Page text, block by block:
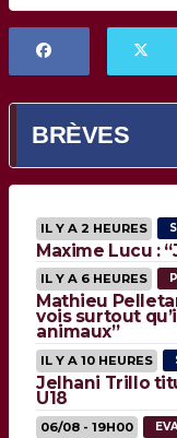
BRÈVES
IL Y A 2 HEURES
Maxime Lucu :
IL Y A 6 HEURES
Mathieu
vois surtout
animaux”
IL Y A 10 HEURES
Jelhani Trillo
U18
06/08 - 19H00